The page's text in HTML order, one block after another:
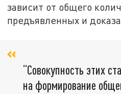
зависит от общего
предъявленных и
“Совокупность этих
на формирование